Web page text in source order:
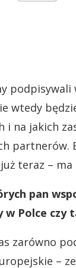
podpisywali
wtedy
i na jakich
partnerów.
teraz –
pan
Polce czy
zarówno
–